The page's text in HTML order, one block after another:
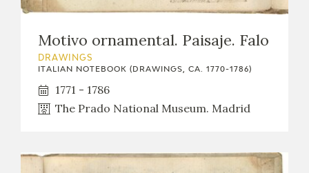
Motivo ornamental. Paisaje. Falo
DRAWINGS
ITALIAN NOTEBOOK (DRAWINGS, CA. 1770-1786)
1771 - 1786
The Prado National Museum. Madrid